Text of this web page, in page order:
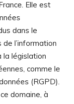
Elle est
dans le
l’information
la législation
comme le
(RGPD).
domaine, à